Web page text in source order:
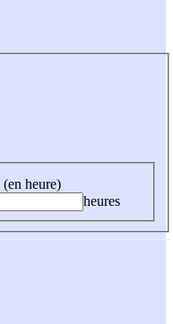
heure)
heures